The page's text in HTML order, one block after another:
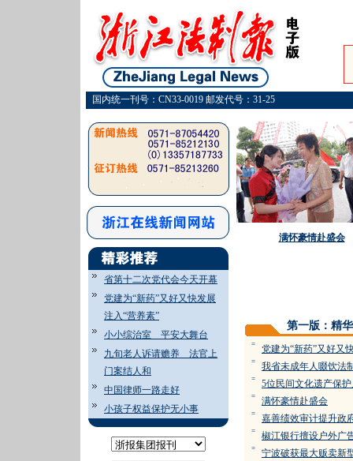
国内统一刊号：CN33-0019 邮发代号：31-25
省第十二次党代会今天开幕
党建为“新药”又好又快发展
注入“营养素”
小小综治室 平安大舞台
九旬老人诉请赡养 法官上
门案结人和
中国律师一路走好
小孩子权益保护无小事
满怀豪情赴盛会
第一版：精
= 党建为“新药”又好又
= 我省未成年人啜饮法
= 5位民间文化遗产保
= 满怀豪情赴盛会
= 嘉善绩效审计提升政
= 椒江银行擅设户外广
= 宁波破获最大贩卖新